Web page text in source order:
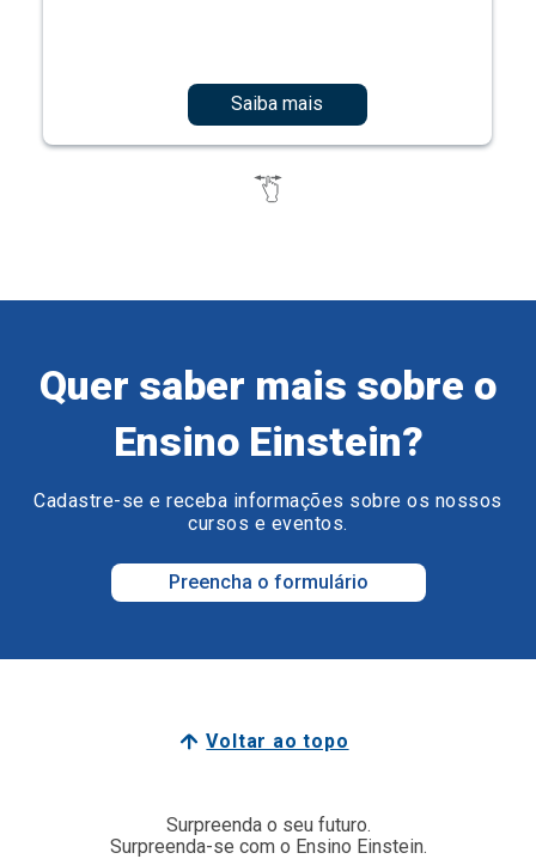
Saiba mais
Quer saber mais sobre o
Ensino Einstein?
Cadastre-se e receba informações sobre os nossos
cursos e eventos.
Preencha o formulário
Voltar ao topo
Surpreenda o seu futuro.
Surpreenda-se com o Ensino Einstein.